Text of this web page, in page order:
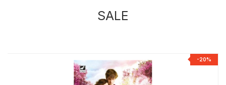
SALE
-20%